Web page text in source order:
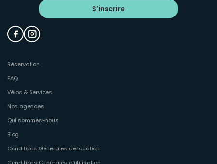
S’inscrire
Réservation
FAQ
Vélos & Services
Nos agences
Qui sommes-nous
Blog
Conditions Générales de location